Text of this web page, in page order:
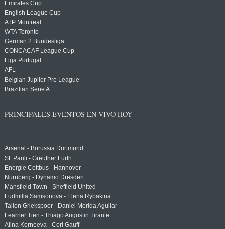
Emirates Cup
English League Cup
ATP Montreal
WTA Toronto
German 2 Bundesliga
CONCACAF League Cup
Liga Portugal
AFL
Belgian Jupiler Pro League
Brazilian Serie A
PRINCIPALES EVENTOS EN VIVO HOY
Arsenal - Borussia Dortmund
St. Pauli - Greuther Fürth
Energie Cottbus - Hannover
Nürnberg - Dynamo Dresden
Mansfield Town - Sheffield United
Ludmilla Samsonova - Elena Rybakina
Tallon Griekspoor - Daniel Merida Aguilar
Learner Tien - Thiago Augustin Tirante
Alina Korneeva - Cori Gauff